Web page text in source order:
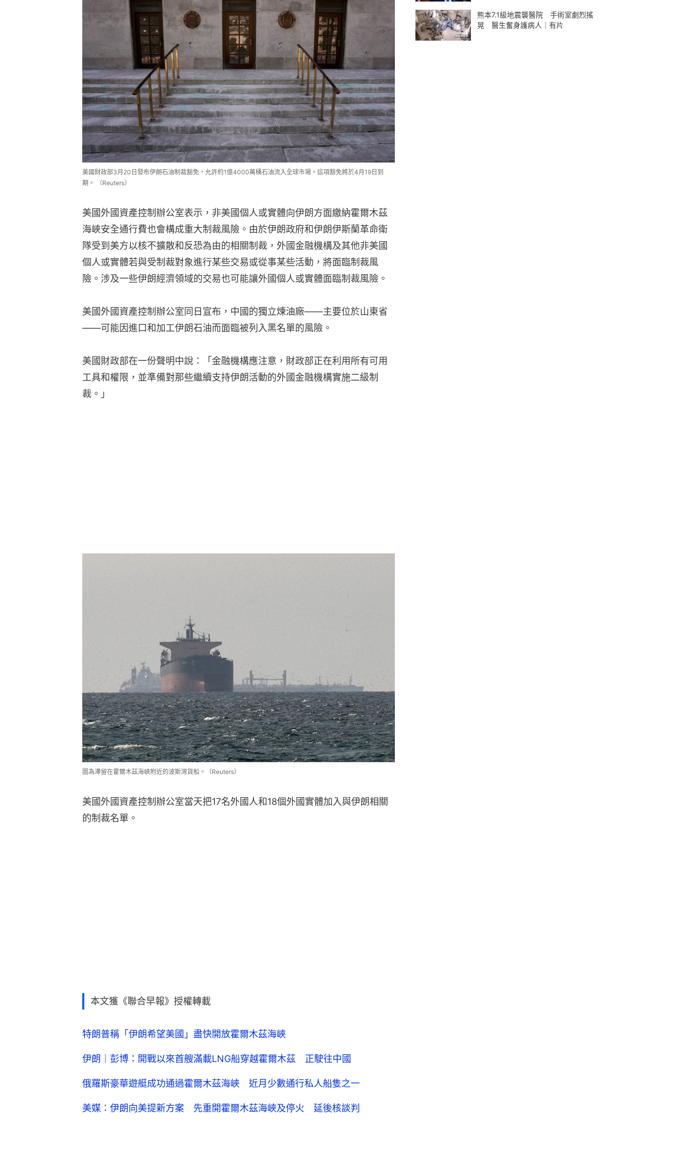
美國財政部3月20日發布伊朗石油制裁豁免，允許約1億4000萬桶石油流入全球市場。這項豁免將於4月19日到
期。 （Reuters）
美國外國資產控制辦公室表示，非美國個人或實體向伊朗方面繳納霍爾木茲
海峽安全通行費也會構成重大制裁風險。由於伊朗政府和伊朗伊斯蘭革命衛
隊受到美方以核不擴散和反恐為由的相關制裁，外國金融機構及其他非美國
個人或實體若與受制裁對象進行某些交易或從事某些活動，將面臨制裁風
險。涉及一些伊朗經濟領域的交易也可能讓外國個人或實體面臨制裁風險。
美國外國資產控制辦公室同日宣布，中國的獨立煉油廠——主要位於山東省
——可能因進口和加工伊朗石油而面臨被列入黑名單的風險。
美國財政部在一份聲明中說：「金融機構應注意，財政部正在利用所有可用
工具和權限，並準備對那些繼續支持伊朗活動的外國金融機構實施二級制
裁。」
圖為滯留在霍爾木茲海峽附近的波斯灣貨船。（Reuters）
美國外國資產控制辦公室當天把17名外國人和18個外國實體加入與伊朗相關
的制裁名單。
本文獲《聯合早報》授權轉載
特朗普稱「伊朗希望美國」盡快開放霍爾木茲海峽
伊朗｜彭博：開戰以來首艘滿載LNG船穿越霍爾木茲 正駛往中國
俄羅斯豪華遊艇成功通過霍爾木茲海峽 近月少數通行私人船隻之一
美媒：伊朗向美提新方案 先重開霍爾木茲海峽及停火 延後核談判
熊本7.1級地震襲醫院 手術室劇烈搖
晃 醫生奮身護病人｜有片